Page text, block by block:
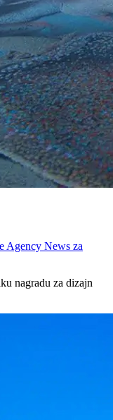
Agency News za
nagradu za dizajn